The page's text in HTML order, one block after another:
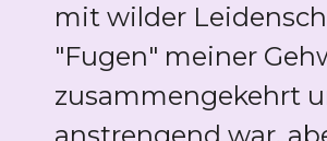
mit wilder
"Fugen" meiner
zusammengekehrt